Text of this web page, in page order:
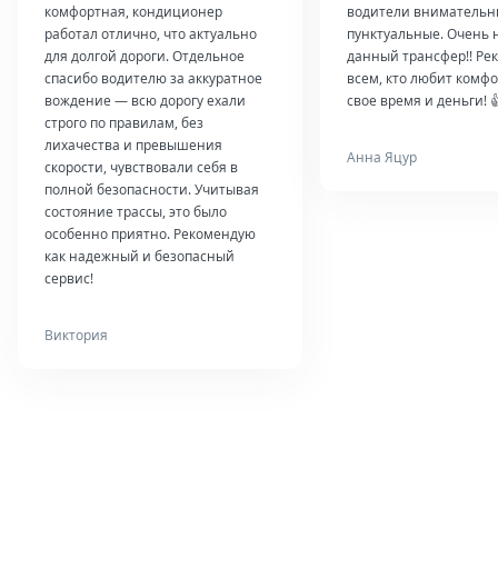
комфортная, кондиционер
работал отлично, что актуально
для долгой дороги. Отдельное
спасибо водителю за аккуратное
вождение — всю дорогу ехали
строго по правилам, без
лихачества и превышения
скорости, чувствовали себя в
полной безопасности. Учитывая
состояние трассы, это было
особенно приятно. Рекомендую
как надежный и безопасный
сервис!
Виктория
водители
пунктуальные. Очень
данный трансфер!!
всем, кто любит
свое время и деньги!
Анна Яцур